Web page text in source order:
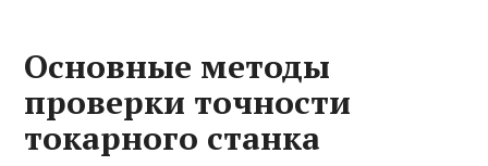
Основные методы
проверки точности
токарного станка